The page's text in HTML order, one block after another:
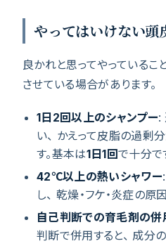
やってはいけない頭
良かれと思ってやっているこ
させている場合があります。
1日2回以上のシャンプー:
い、 かえって皮脂の過剰分
す。基本は1日1回で十分で
42℃以上の熱いシャワー
し、 乾燥・フケ・炎症の原
自己判断での育毛剤の併
判断で併用すると、 成分